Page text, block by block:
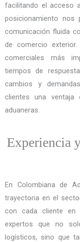
facilitando el acceso
posicionamiento
comunicación fluida
de comercio
comerciales más
tiempos de
cambios y
clientes una ventaja
aduaneras.
Experiencia
En Colombiana de
trayectoria en el
con cada cliente en
expertos que no
logísticos, sino que